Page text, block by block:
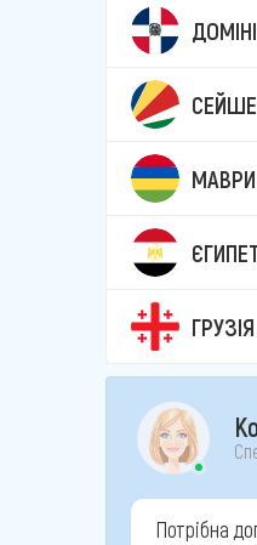
ГРУЗІЯ
Потрібна